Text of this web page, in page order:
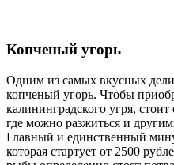
Копченый угорь
Одним из самых вкусных
копченый угорь. Чтобы
калининградского угря, стоит
где можно разжиться и
Главный и единственный
которая стартует от 2500